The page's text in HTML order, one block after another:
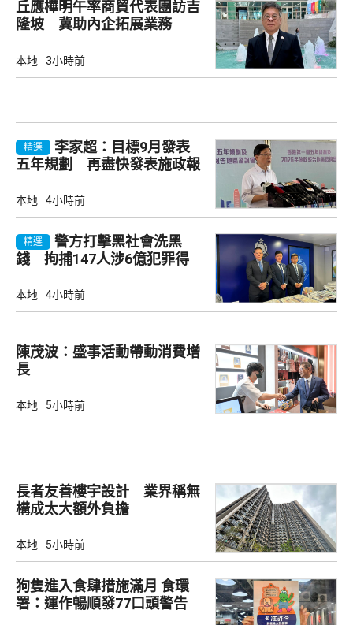
丘應樺明午率商貿代表團訪吉
隆坡 冀助內企拓展業務
本地 3小時前
精選
李家超：目標9月發表
五年規劃 再盡快發表施政報
本地 4小時前
精選
警方打擊黑社會洗黑
錢 拘捕147人涉6億犯罪得
本地 4小時前
陳茂波：盛事活動帶動消費增
長
本地 5小時前
長者友善樓宇設計 業界稱無
構成太大額外負擔
本地 5小時前
狗隻進入食肆措施滿月 食環
署：運作暢順發77口頭警告